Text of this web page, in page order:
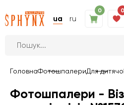
ua ru
0 0
ГоловнаФотошпалериДля
Фотошпалери -